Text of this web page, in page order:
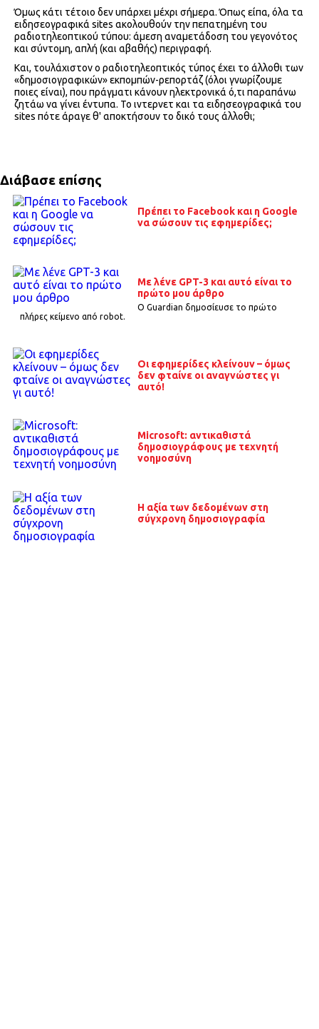
Όμως κάτι τέτοιο δεν υπάρχει μέχρι σήμερα. Όπως είπα, όλα τα
ειδησεογραφικά sites ακολουθούν την πεπατημένη του
ραδιοτηλεοπτικού τύπου: άμεση αναμετάδοση του γεγονότος
και σύντομη, απλή (και αβαθής) περιγραφή.
Και, τουλάχιστον ο ραδιοτηλεοπτικός τύπος έχει το άλλοθι των
«δημοσιογραφικών» εκπομπών-ρεπορτάζ (όλοι γνωρίζουμε
ποιες είναι), που πράγματι κάνουν ηλεκτρονικά ό,τι παραπάνω
ζητάω να γίνει έντυπα. Το ιντερνετ και τα ειδησεογραφικά του
sites πότε άραγε θ' αποκτήσουν το δικό τους άλλοθι;
Διάβασε επίσης
Πρέπει το Facebook και η Google
να σώσουν τις εφημερίδες;
Με λένε GPT-3 και αυτό είναι το
πρώτο μου άρθρο
O Guardian δημοσίευσε το πρώτο
πλήρες κείμενο από robot.
Οι εφημερίδες κλείνουν – όμως
δεν φταίνε οι αναγνώστες γι
αυτό!
Microsoft: αντικαθιστά
δημοσιογράφους με τεχνητή
νοημοσύνη
Η αξία των δεδομένων στη
σύγχρονη δημοσιογραφία